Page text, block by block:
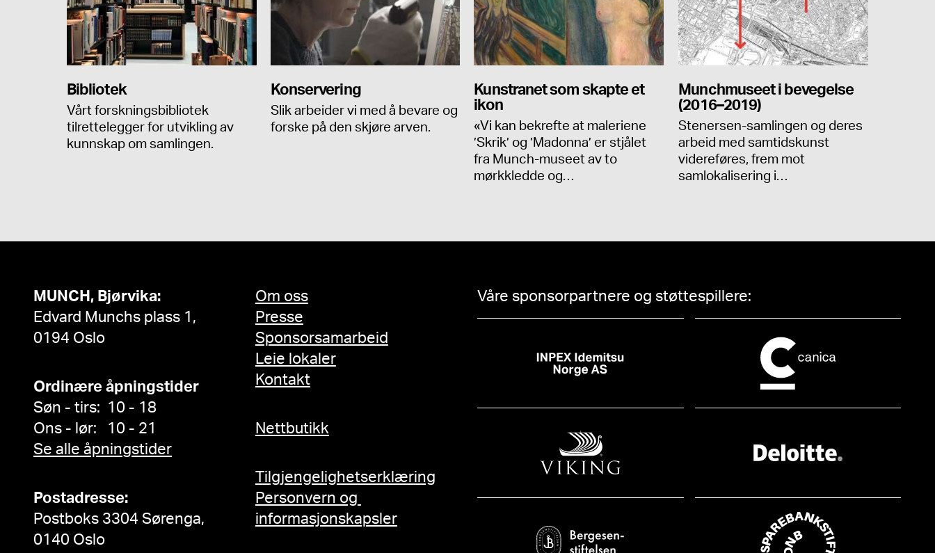
Bibliotek
Vårt forskningsbibliotek
tilrettelegger for utvikling av
kunnskap om samlingen.
Konservering
Slik arbeider vi med å bevare og
forske på den skjøre arven.
Kunstranet som skapte et
ikon
«Vi kan bekrefte at maleriene
’Skrik’ og ’Madonna’ er stjålet
fra Munch-museet av to
mørkkledde og…
Munchmuseet i bevegelse
(2016–2019)
Stenersen-samlingen og deres
arbeid med samtidskunst
videreføres, frem mot
samlokalisering i…
MUNCH, Bjørvika:
Edvard Munchs plass 1,
0194 Oslo
Ordinære åpningstider
Søn - tirs: 10 - 18
Ons - lør: 10 - 21
Se alle åpningstider
Postadresse:
Postboks 3304 Sørenga,
0140 Oslo
Om oss
Presse
Sponsorsamarbeid
Leie lokaler
Kontakt
Nettbutikk
Tilgjengelighetserklæring
Personvern og
informasjonskapsler
Våre sponsorpartnere og støttespillere: